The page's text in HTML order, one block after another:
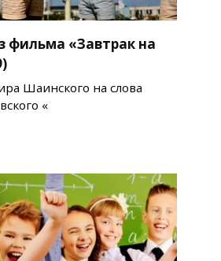
фильма «Завтрак на
Шаинского на слова
«